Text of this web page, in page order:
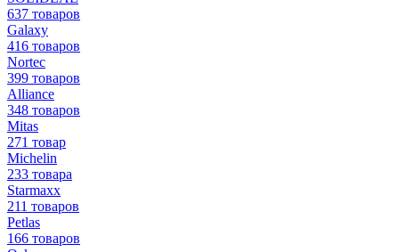
637 товаров
Galaxy
416 товаров
Nortec
399 товаров
Alliance
348 товаров
Mitas
271 товар
Michelin
233 товара
Starmaxx
211 товаров
Petlas
166 товаров